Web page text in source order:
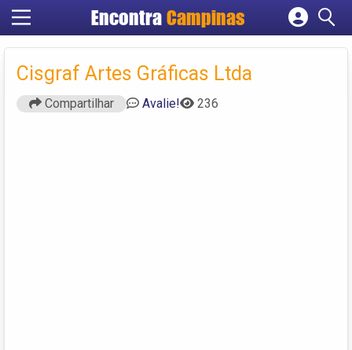
Encontra Campinas
Cadastrar empresa
Fazer login
Criar conta
Cisgraf Artes Gráficas Ltda
Compartilhar Avalie! 236